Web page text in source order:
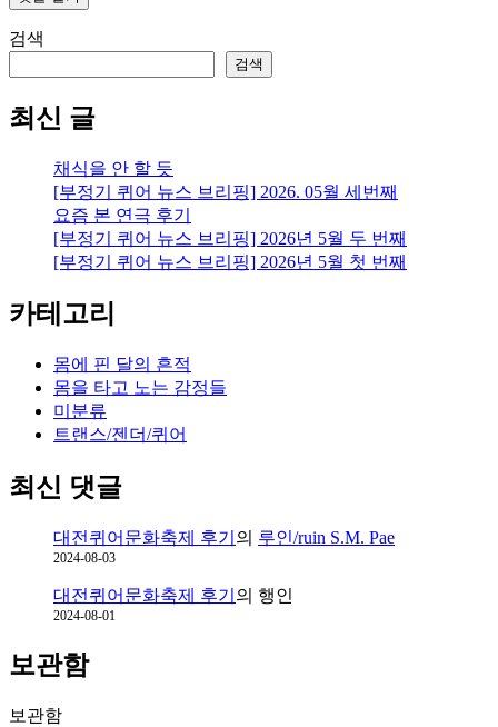
검색
검색
최신 글
채식을 안 할 듯
[부정기 퀴어 뉴스 브리핑] 2026. 05월 세번째
요즘 본 연극 후기
[부정기 퀴어 뉴스 브리핑] 2026년 5월 두 번째
[부정기 퀴어 뉴스 브리핑] 2026년 5월 첫 번째
카테고리
몸에 핀 달의 흔적
몸을 타고 노는 감정들
미분류
트랜스/젠더/퀴어
최신 댓글
대전퀴어문화축제 후기 의 루인/ruin S.M. Pae
2024-08-03
대전퀴어문화축제 후기 의 행인
2024-08-01
보관함
보관함